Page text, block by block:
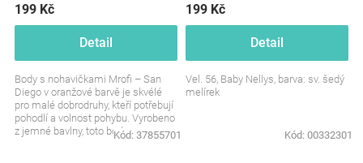
199 Kč
Detail
Body s nohavičkami Mrofi – San
Diego v oranžové barvě je skvélé
pro malé dobrodruhy, kteří potřebují
pohodlí a volnost pohybu. Vyrobeno
z jemné bavlny, toto body
Kód: 37855701
199 Kč
Detail
Vel. 56, Baby Nellys, barva: sv. šedý
melírek
Kód: 00332301